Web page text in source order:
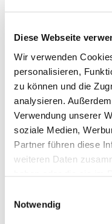
Diese Webseite
Wir verwenden
personalisieren,
zu können und die
analysieren.
Verwendung unserer
soziale Medien,
Partner führen diese
weiteren Daten
Notwendig
28.11.2024
28.11.2024
Respect and
04.12.2024
Professionelle
Professionelle